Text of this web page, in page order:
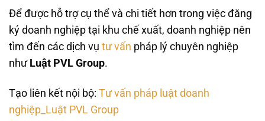
Để được hỗ trợ cụ thể và chi tiết hơn trong việc đăng
ký doanh nghiệp tại khu chế xuất, doanh nghiệp nên
tìm đến các dịch vụ tư vấn pháp lý chuyên nghiệp
như Luật PVL Group.
Tạo liên kết nội bộ: Tư vấn pháp luật doanh
nghiệp_Luật PVL Group